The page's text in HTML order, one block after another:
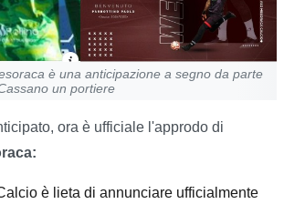
è una anticipazione a segno da parte
un portiere
ora è ufficiale l'approdo di
è lieta di annunciare ufficialmente